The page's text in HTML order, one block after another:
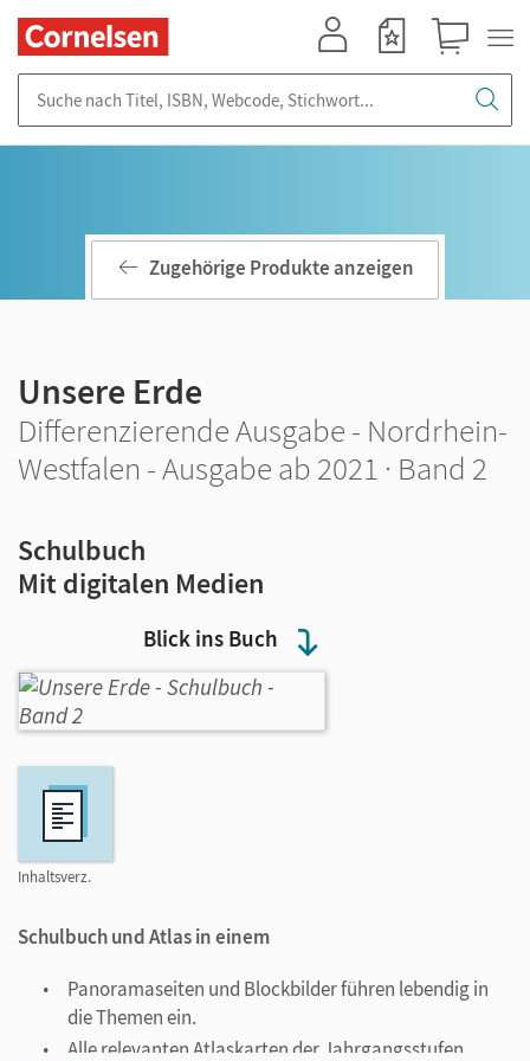
Blick ins Buch
Inhaltsverz.
Zugehörige Produkte anzeigen
Unsere Erde
Differenzierende Ausgabe - Nordrhein-
Westfalen - Ausgabe ab 2021 · Band 2
Schulbuch
Mit digitalen Medien
Schulbuch und Atlas in einem
Panoramaseiten und Blockbilder führen lebendig in
die Themen ein.
Alle relevanten Atlaskarten der Jahrgangsstufen